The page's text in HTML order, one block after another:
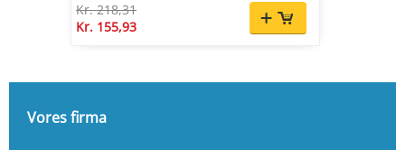
Kr. 218,31
Kr. 155,93
Vores firma